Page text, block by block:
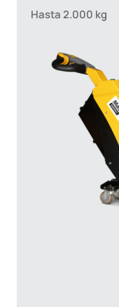
Hasta 2.000 kg